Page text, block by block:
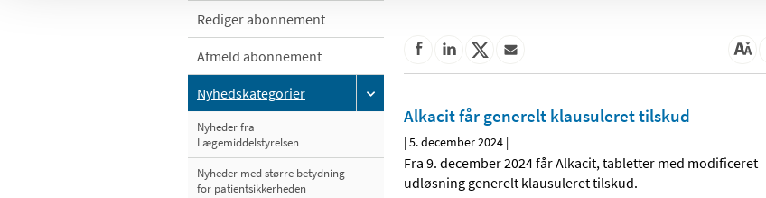
Rediger abonnement
Afmeld abonnement
Nyhedskategorier
Nyheder fra
Lægemiddelstyrelsen
Nyheder med større betydning
for patientsikkerheden
Alkacit får generelt klausuleret tilskud
|5. december 2024 |
Fra 9. december 2024 får Alkacit, tabletter med modificeret
udløsning generelt klausuleret tilskud.